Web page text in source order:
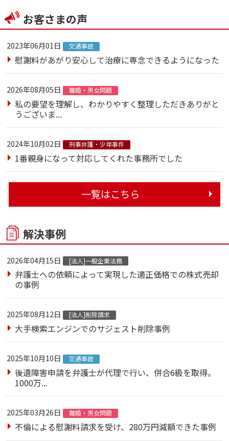
お客さまの声
2023年06月01日 交通事故
慰謝料があがり安心して治療に専念できるようになった
2026年08月05日 離婚・男女問題
私の要望を理解し、わかりやすく整理しただきありがと
うございま...
2024年10月02日 刑事弁護・少年事件
1番親身になって対応してくれた事務所でした
一覧はこちら
解決事例
2026年04月15日 [法人]一般企業法務
弁護士への依頼によって実現した適正価格での株式売却
の事例
2025年08月12日 [法人]削除請求
大手検索エンジンでのサジェスト削除事例
2025年10月10日 交通事故
後遺障害申請を弁護士が代理で行い、併合6級を取得。
1000万...
2025年03月26日 離婚・男女問題
不倫による慰謝料請求を受け、280万円減額できた事例